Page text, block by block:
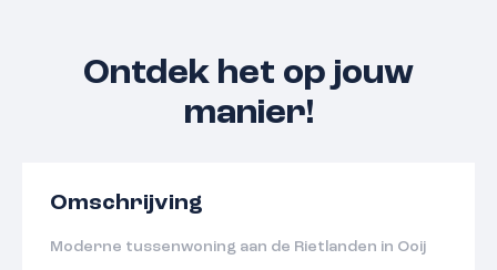
Ontdek het op jouw
manier!
Omschrijving
Moderne tussenwoning aan de Rietlanden in Ooij